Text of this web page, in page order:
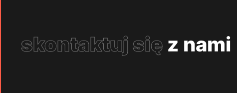
skontaktuj się z nami